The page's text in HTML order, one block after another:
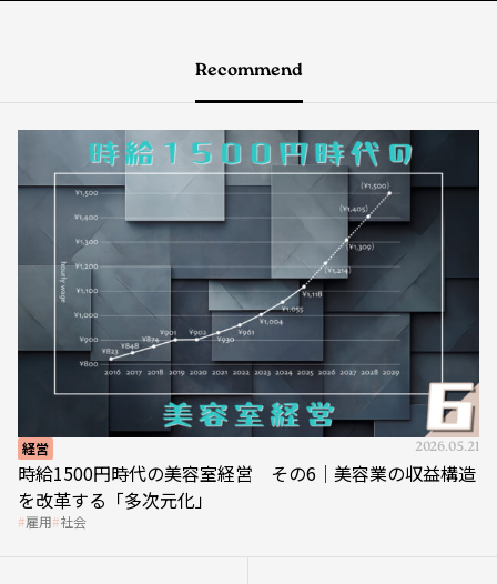
Recommend
経営 2026.05.21
時給1500円時代の美容室経営 その6｜美容業の収益構造
を改革する「多次元化」
雇用 社会